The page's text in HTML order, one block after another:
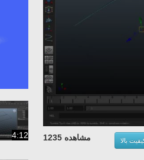
مشاهده 1235
بالا
4:12